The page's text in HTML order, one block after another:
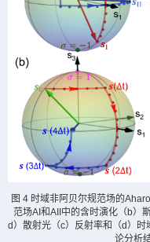
图 4时域非阿贝尔规范场的
范场AI和AII中的含时演化（b）
d）散射光（c）反射率和（d）时
论分析